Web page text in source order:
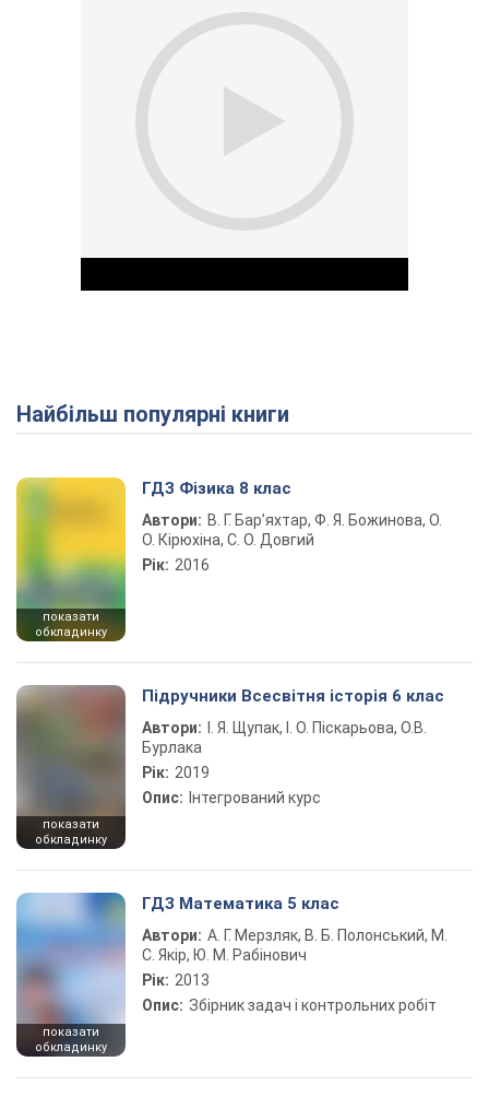
Play Video
Найбільш популярні книги
показати
обкладинку
ГДЗ Фізика 8 клас
Автори: В. Г. Бар’яхтар, Ф. Я. Божинова, О.
О. Кірюхіна, С. О. Довгий
Рік: 2016
показати
обкладинку
Підручники Всесвітня історія 6 клас
Автори:
І. Я. Щупак, І. О. Піскарьова, О.В.
Бурлака
Рік: 2019
Опис: Інтегрований курс
показати
обкладинку
ГДЗ Математика 5 клас
Автори: А. Г. Мерзляк, В. Б. Полонський, М.
С. Якір, Ю. М. Рабінович
Рік: 2013
Опис: Збірник задач і контрольних робіт